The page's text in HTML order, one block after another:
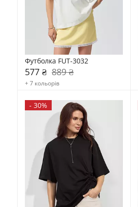
Футболка FUT-3032
577 ₴ 889 ₴
+ 7 кольорів
- 30%